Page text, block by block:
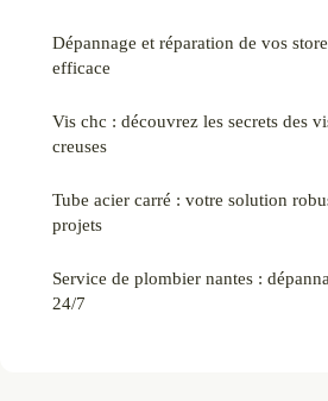
Dépannage et réparation de vos
efficace
Vis chc : découvrez les secrets des
creuses
Tube acier carré : votre solution
projets
Service de plombier nantes :
24/7